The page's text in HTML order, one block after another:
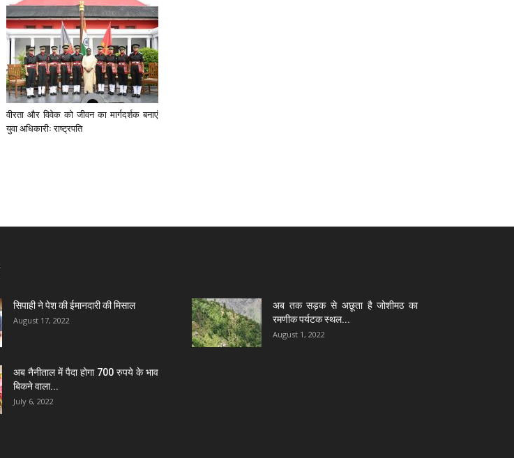
वीरता और विवेक को जीवन का मार्गदर्शक बनाएं
युवा अधिकारीः राष्ट्रपति
सिपाही ने पेश की ईमानदारी की मिसाल
August 17, 2022
अब तक सड़क से अछूता है जोशीमठ का
रमणीक पर्यटक स्थल...
August 1, 2022
अब नैनीताल में पैदा होगा 700 रुपये के भाव
बिकने वाला...
July 6, 2022